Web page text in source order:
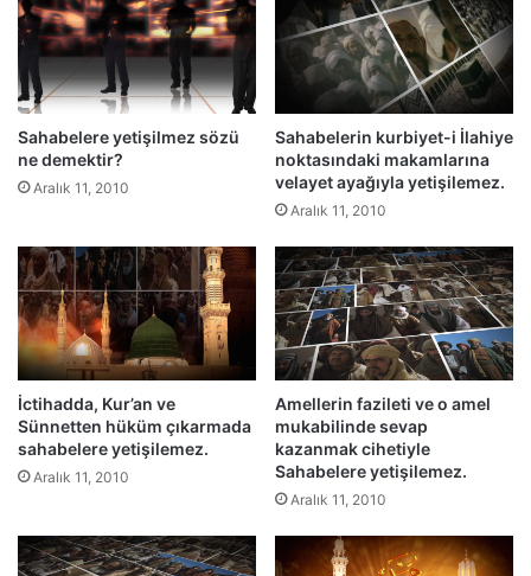
n
a
m
l
a
r
a
l
e
b
i
l
e
s
y
e
o
Sahabelere yetişilmez sözü
ne demektir?
Aralık 11, 2010
Sahabelerin kurbiyet-i İlahiye
noktasındaki makamlarına
velayet ayağıyla yetişilemez.
Aralık 11, 2010
İctihadda, Kur’an ve
Sünnetten hüküm çıkarmada
sahabelere yetişilemez.
Aralık 11, 2010
Amellerin fazileti ve o amel
mukabilinde sevap
kazanmak cihetiyle
Sahabelere yetişilemez.
Aralık 11, 2010